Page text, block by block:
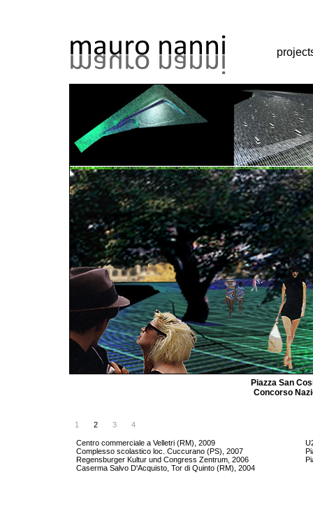
Piazza San
Concorso
1 2 3 4
Centro commerciale a Velletri (RM), 2009
Complesso scolastico loc. Cuccurano (PS), 2007
Regensburger Kultur und Congress Zentrum, 2006
Caserma Salvo D'Acquisto, Tor di Quinto (RM), 2004